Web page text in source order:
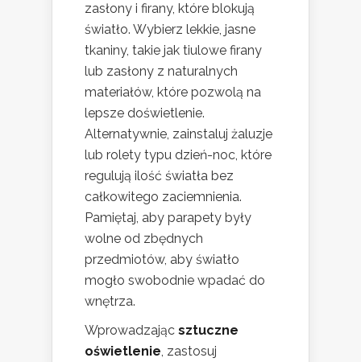
zasłony i firany, które blokują
światło. Wybierz lekkie, jasne
tkaniny, takie jak tiulowe firany
lub zasłony z naturalnych
materiałów, które pozwolą na
lepsze doświetlenie.
Alternatywnie, zainstaluj żaluzje
lub rolety typu dzień-noc, które
regulują ilość światła bez
całkowitego zaciemnienia.
Pamiętaj, aby parapety były
wolne od zbędnych
przedmiotów, aby światło
mogło swobodnie wpadać do
wnętrza.
Wprowadzając sztuczne
oświetlenie, zastosuj